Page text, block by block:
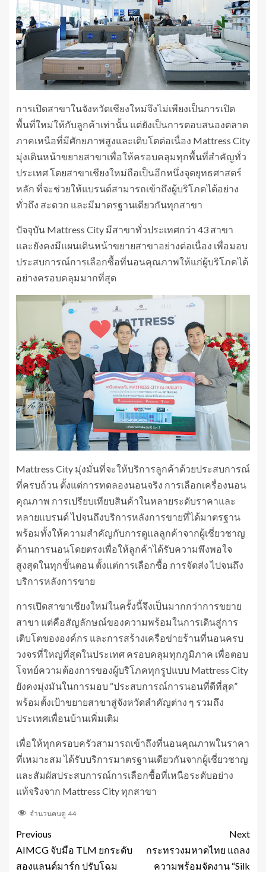
การเปิดสาขาในจังหวัดเชียงใหม่จึงไม่เพียงเป็นการเปิด
พื้นที่ใหม่ให้กับลูกค้าเท่านั้น แต่ยังเป็นการตอบสนองตลาด
ภาคเหนือที่มีศักยภาพสูงและเติบโตต่อเนื่อง Mattress City
มุ่งเดินหน้าขยายสาขาเพื่อให้ครอบคลุมทุกพื้นที่สำคัญทั่ว
ประเทศ โดยสาขาเชียงใหม่ถือเป็นอีกหนึ่งจุดยุทธศาสตร์
หลัก ที่จะช่วยให้แบรนด์สามารถเข้าถึงผู้บริโภคได้อย่าง
ทั่วถึง สะดวก และมีมาตรฐานเดียวกันทุกสาขา
ปัจจุบัน Mattress City มีสาขาทั่วประเทศกว่า 43 สาขา
และยังคงมีแผนเดินหน้าขยายสาขาอย่างต่อเนื่อง เพื่อมอบ
ประสบการณ์การเลือกซื้อที่นอนคุณภาพให้แก่ผู้บริโภคได้
อย่างครอบคลุมมากที่สุด
Mattress City มุ่งมั่นที่จะให้บริการลูกค้าด้วยประสบการณ์
ที่ครบถ้วน ตั้งแต่การทดลองนอนจริง การเลือกเครื่องนอน
คุณภาพ การเปรียบเทียบสินค้าในหลายระดับราคาและ
หลายแบรนด์ ไปจนถึงบริการหลังการขายที่ได้มาตรฐาน
พร้อมทั้งให้ความสำคัญกับการดูแลลูกค้าจากผู้เชี่ยวชาญ
ด้านการนอนโดยตรงเพื่อให้ลูกค้าได้รับความพึงพอใจ
สูงสุดในทุกขั้นตอน ตั้งแต่การเลือกซื้อ การจัดส่ง ไปจนถึง
บริการหลังการขาย
การเปิดสาขาเชียงใหม่ในครั้งนี้จึงเป็นมากกว่าการขยาย
สาขา แต่คือสัญลักษณ์ของความพร้อมในการเดินสู่การ
เติบโตขององค์กร และการสร้างเครือข่ายร้านที่นอนครบ
วงจรที่ใหญ่ที่สุดในประเทศ ครอบคลุมทุกภูมิภาค เพื่อตอบ
โจทย์ความต้องการของผู้บริโภคทุกรูปแบบ Mattress City
ยังคงมุ่งมันในการมอบ “ประสบการณ์การนอนที่ดีที่สุด”
พร้อมตั้งเป้าขยายสาขาสู่จังหวัดสำคัญต่าง ๆ รวมถึง
ประเทศเพื่อนบ้านเพิ่มเติม
เพื่อให้ทุกครอบครัวสามารถเข้าถึงที่นอนคุณภาพในราคา
ที่เหมาะสม ได้รับบริการมาตรฐานเดียวกันจากผู้เชี่ยวชาญ
และสัมผัสประสบการณ์การเลือกซื้อที่เหนือระดับอย่าง
แท้จริงจาก Mattress City ทุกสาขา
จำนวนคนดู 44
Previous
AIMCG จับมือ TLM ยกระดับ
สองแลนด์มาร์ก ปรับโฉม
Next
กระทรวงมหาดไทย แถลง
ความพร้อมจัดงาน “Silk